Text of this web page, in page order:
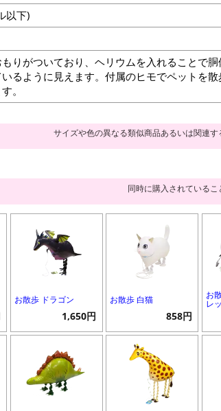
以下)
りがついており、ヘリウムを入れることで胴
るように見えます。付属のヒモでペットを散
。
サイズや色の異なる類似商品あるいは関連
同時に購入されている
お散歩 ドラゴン
1,650円
お散歩 白猫
858円
お
レ